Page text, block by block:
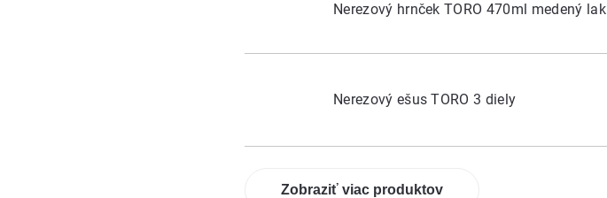
Nerezový hrnček TORO 470ml medený lak
Nerezový ešus TORO 3 diely
Zobraziť viac produktov